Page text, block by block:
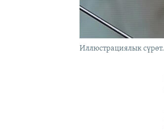
Иллюстрациялык сүрөт.